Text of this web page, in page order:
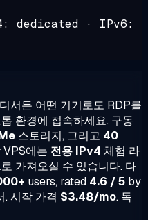
dedicated · IPv6:
서든 어떤 기기로도 RDP를
환경에 접속하세요. 구동
스토리지, 그리고 40
VPS에는 전용 IPv4 체험 라
가져오실 수 있습니다. 다
users, rated 4.6 / 5 by
시작 가격 $3.48/mo. 독